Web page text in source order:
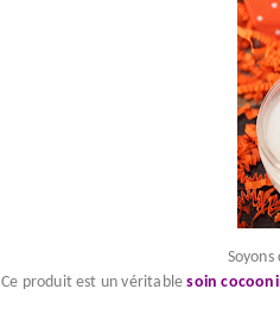
Ce produit est un véritablesoin